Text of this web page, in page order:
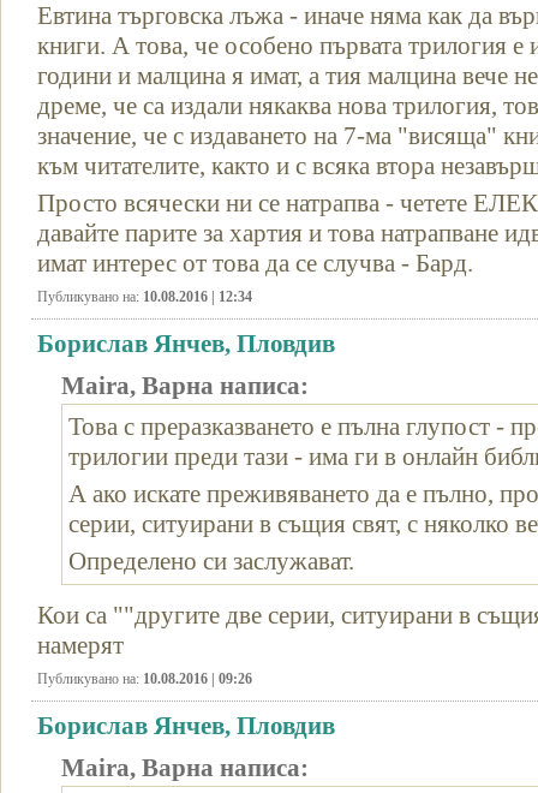
Евтина търговска лъжа - иначе няма как да
книги. А това, че особено първата трилогия е
години и малцина я имат, а тия малцина вече
дреме, че са издали някаква нова трилогия,
значение, че с издаването на 7-ма "висяща"
към читателите, както и с всяка втора
Просто всячески ни се натрапва - четете
давайте парите за хартия и това натрапване
имат интерес от това да се случва - Бард.
Публикувано на: 10.08.2016 | 12:34
Борислав Янчев, Пловдив
Maira, Варна написа:
Това с преразказването е пълна глупост -
трилогии преди тази - има ги в онлайн
А ако искате преживяването да е пълно,
серии, ситуирани в същия свят, с няколко
Определено си заслужават.
Кои са ""другите две серии, ситуирани в
намерят
Публикувано на: 10.08.2016 | 09:26
Борислав Янчев, Пловдив
Maira, Варна написа: